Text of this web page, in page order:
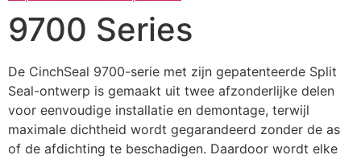
9700 Series
De CinchSeal 9700-serie met zijn gepatenteerde Split
Seal-ontwerp is gemaakt uit twee afzonderlijke delen
voor eenvoudige installatie en demontage, terwijl
maximale dichtheid wordt gegarandeerd zonder de as
of de afdichting te beschadigen. Daardoor wordt elke